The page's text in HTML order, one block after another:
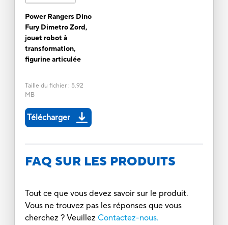
Power Rangers Dino
Fury Dimetro Zord,
jouet robot à
transformation,
figurine articulée
Taille du fichier: 5.92
MB
Télécharger
FAQ SUR LES PRODUITS
Tout ce que vous devez savoir sur le produit.
Vous ne trouvez pas les réponses que vous
cherchez ? Veuillez Contactez-nous.